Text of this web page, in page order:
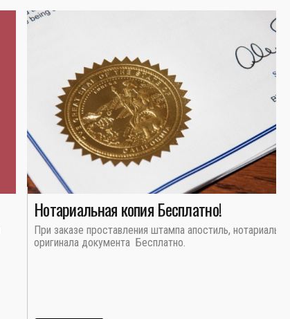
Нотариальная копия Бесплатно!
При заказе проставления штампа апостиль,
оригинала документа Бесплатно.